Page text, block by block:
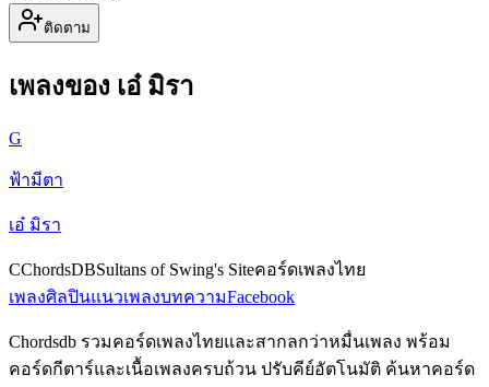
ติดตาม
เพลงของ เอ๋ มิรา
G
ฟ้ามีตา
เอ๋ มิรา
CChordsDBSultans of Swing's Siteคอร์ดเพลงไทย
เพลงศิลปินแนวเพลงบทความFacebook
Chordsdb รวมคอร์ดเพลงไทยและสากลกว่าหมื่นเพลง พร้อม
คอร์ดกีตาร์และเนื้อเพลงครบถ้วน ปรับคีย์อัตโนมัติ ค้นหาคอร์ด